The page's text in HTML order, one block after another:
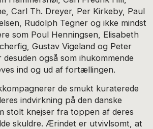
Carl Th. Dreyer, Per Kirkeby, Paul
Rudolph Tegner og ikke mindst
som Poul Henningsen, Elisabeth
Gustav Vigeland og Peter
også som ihukommende
ind og ud af fortællingen.
de smukt kuraterede
indvirkning på den danske
stolt knejser fra toppen af deres
skuldre. Ærindet er utvivlsomt, at